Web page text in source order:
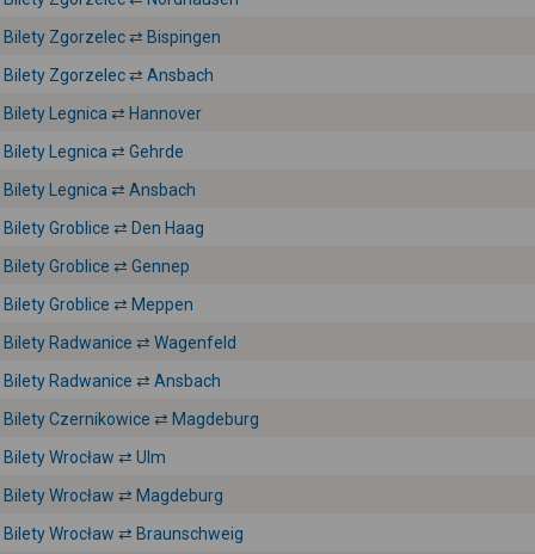
Bilety Zgorzelec ⇄ Bispingen
Bilety Zgorzelec ⇄ Ansbach
Bilety Legnica ⇄ Hannover
Bilety Legnica ⇄ Gehrde
Bilety Legnica ⇄ Ansbach
Bilety Groblice ⇄ Den Haag
Bilety Groblice ⇄ Gennep
Bilety Groblice ⇄ Meppen
Bilety Radwanice ⇄ Wagenfeld
Bilety Radwanice ⇄ Ansbach
Bilety Czernikowice ⇄ Magdeburg
Bilety Wrocław ⇄ Ulm
Bilety Wrocław ⇄ Magdeburg
Bilety Wrocław ⇄ Braunschweig